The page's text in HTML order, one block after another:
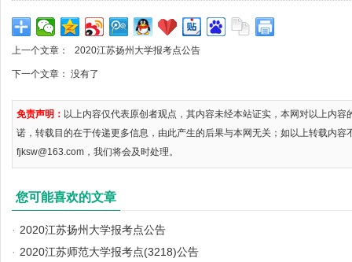
上一个文章： 2020江苏扬州大学报考点公告
下一个文章： 没有了
免责声明： 以上内容仅代表原创者观点，其内容未经本站证实，本网对以上内
诺，转载目的在于传递更多信息，由此产生的后果与本网无关；如以上转载内容
fjksw@163.com，我们将会及时处理。
您可能喜欢的文章
· 2020江苏扬州大学报考点公告
· 2020江苏师范大学报考点(3218)公告